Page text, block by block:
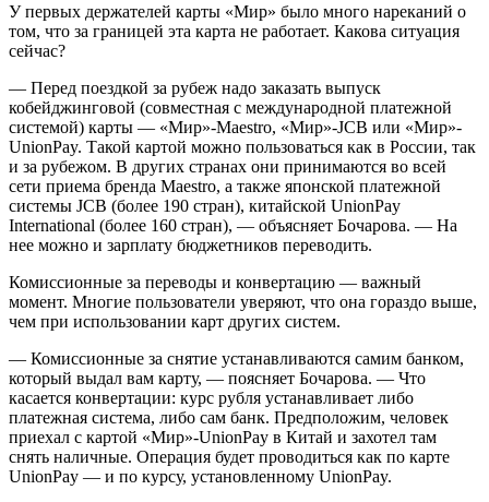
У первых держателей карты «Мир» было много нареканий о
том, что за границей эта карта не работает. Какова ситуация
сейчас?
— Перед поездкой за рубеж надо заказать выпуск
кобейджинговой (совместная с международной платежной
системой) карты — «Мир»-Maestro, «Мир»-JCB или «Мир»-
UnionPay. Такой картой можно пользоваться как в России, так
и за рубежом. В других странах они принимаются во всей
сети приема бренда Maestro, а также японской платежной
системы JCB (более 190 стран), китайской UnionPay
International (более 160 стран), — объясняет Бочарова. — На
нее можно и зарплату бюджетников переводить.
Комиссионные за переводы и конвертацию — важный
момент. Многие пользователи уверяют, что она гораздо выше,
чем при использовании карт других систем.
— Комиссионные за снятие устанавливаются самим банком,
который выдал вам карту, — поясняет Бочарова. — Что
касается конвертации: курс рубля устанавливает либо
платежная система, либо сам банк. Предположим, человек
приехал с картой «Мир»-UnionPay в Китай и захотел там
снять наличные. Операция будет проводиться как по карте
UnionPay — и по курсу, установленному UnionPay.